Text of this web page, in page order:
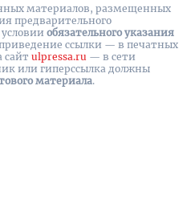
материалов, размещенных
предварительного
обязательного указания
ссылки — в печатных
cайт ulpressa.ru — в сети
или гиперссылка должны
материала.